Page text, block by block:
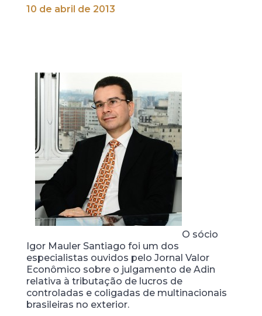
10 de abril de 2013
O sócio
Igor Mauler Santiago foi um dos
especialistas ouvidos pelo Jornal Valor
Econômico sobre o julgamento de Adin
relativa à tributação de lucros de
controladas e coligadas de multinacionais
brasileiras no exterior.